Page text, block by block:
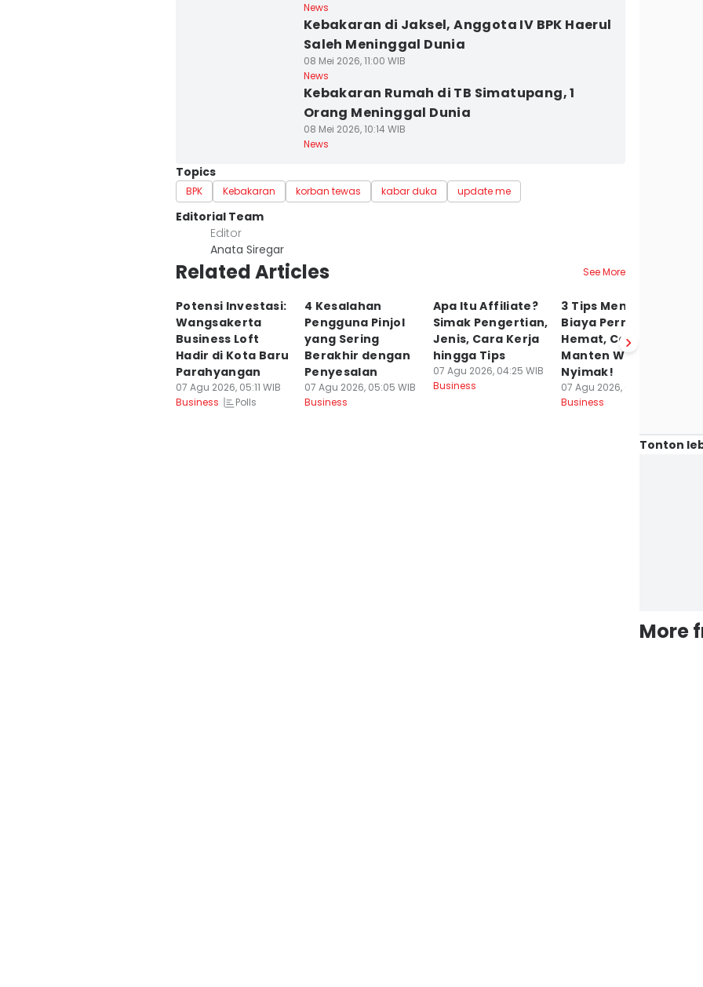
News
Kebakaran di Jaksel, Anggota IV BPK Haerul
Saleh Meninggal Dunia
08 Mei 2026, 11:00 WIB
News
Kebakaran Rumah di TB Simatupang, 1
Orang Meninggal Dunia
08 Mei 2026, 10:14 WIB
News
Topics
BPK Kebakaran korban tewas kabar duka update me
Editorial Team
Editor
Anata Siregar
Related Articles See More
Potensi Investasi:
Wangsakerta
Business Loft
Hadir di Kota Baru
Parahyangan
07 Agu 2026, 05:11 WIB
Business
Polls
4 Kesalahan
Pengguna Pinjol
yang Sering
Berakhir dengan
Penyesalan
07 Agu 2026, 05:05 WIB
Business
Apa Itu Affiliate?
Simak Pengertian,
Jenis, Cara Kerja
hingga Tips
07 Agu 2026, 04:25 WIB
Business
3 Tips Mengatur
Biaya Pernikahan
Hemat, Calon
Manten Wajib
Nyimak!
07 Agu 2026, 01:01 WIB
Business
Tonton
More